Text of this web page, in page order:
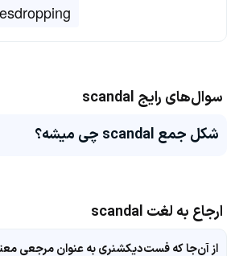
سوال‌های رایج scandal
شکل جمع scandal چی میشه؟
ارجاع به لغت scandal
از آن‌جا که فست‌دیکشنری به عنوان مرجعی